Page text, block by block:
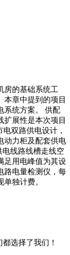
房的基础系统工
本章中提到的项目
系统方案。 供配
扩展性是本次项目
双路供电设计，
动力柜及配套供电
电线路线槽走线空
足用电峰值为其设
路电量检测仪，每
单独计费。
选择了我们！